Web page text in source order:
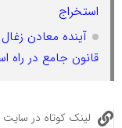
استخراج
آینده معادن
قانون جامع در راه
لینک کوتاه در